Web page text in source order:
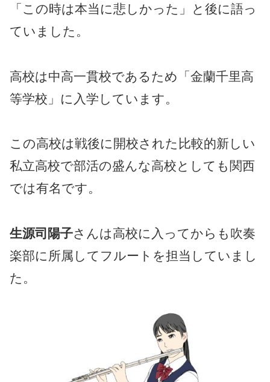
「この時は本当に悲しかった」と後に語っ
ていました。
高校は中高一貫校であるため「金蘭千里高
等学校」に入学しています。
この高校は戦後に開校された比較的新しい
私立高校で部活の盛んな高校としても関西
では有名です。
生源司陽子さんは高校に入ってからも吹奏
楽部に所属してフルートを担当していまし
た。